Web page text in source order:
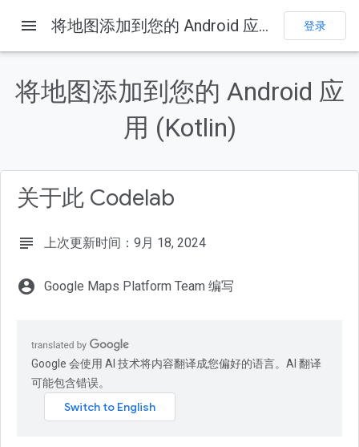
1. 准备工作
前提条件
menu 将地图添加到您的 Android 应用 (Kotlin) 登录
将地图添加到您的 Android 应
用 (Kotlin)
关于此 Codelab
subject 上次更新时间：9月 18, 2024
account_circle Google Maps Platform Team 编写
Google 会使用 AI 技术将内容翻译成您偏好的语言。AI 翻译
可能包含错误。